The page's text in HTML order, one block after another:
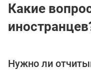
Какие
Нужно ли